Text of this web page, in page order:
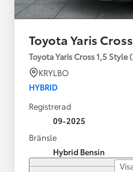
Toyota Yaris Cross
Toyota Yaris Cross 1,5
KRYLBO
HYBRID
Registrerad
09-2025
Bränsle
Hybrid Bensin